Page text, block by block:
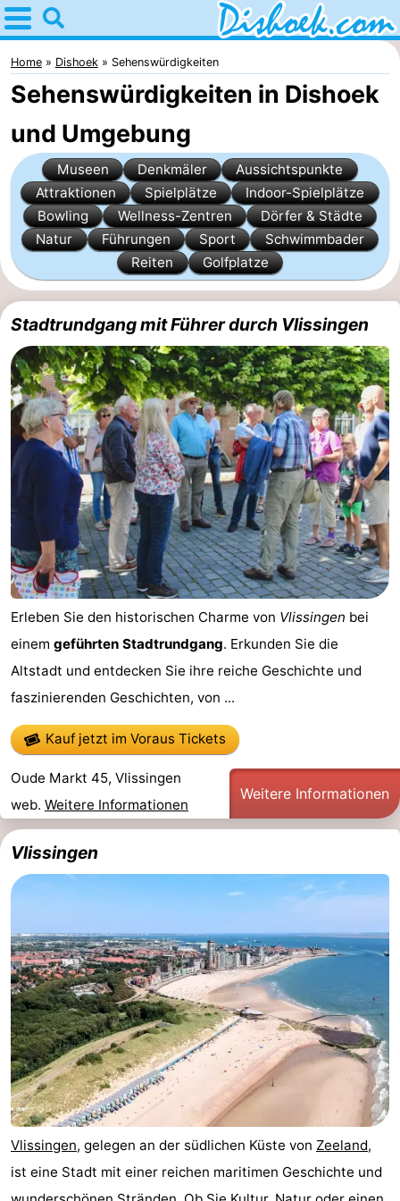
Home
Dishoek
Tipps
Für
kindern
Übernachten
Appartements
-
Duinhof
Klein
Dishoek
-
Martina
Noordzee
Résidence
Dishoek
Campingplätze
Ferienhäuser
-
Klein
Dishoek
Duinzicht
-
Galgewei
-
Meerpaal
-
Noordzee
Resort
Vlissingen
-
Noordzee
Résidence
Dishoek
-
Strandcamping
Valkenisse
-
Strandpark
Zeeland
-
Vebenabos
-
Westduin
Hotels
(mit
Frühstück)
Lastminutes
Strand
Sehen
&
tun
-
Museen
-
Denkmäler
-
Home Dishoek Sehenswürdigkeiten
Sehenswürdigkeiten in Dishoek
und Umgebung
Museen Denkmäler
Aussichtspunkte
Attraktionen
Spielplätze
Indoor-Spielplätze
Bowling
Wellness-Zentren
Dörfer & Städte
Natur
Führungen Sport
Schwimmbader
Reiten
Golfplatze
Stadtrundgang mit Führer durch Vlissingen
Erleben Sie den historischen Charme von Vlissingen bei
einem geführten Stadtrundgang. Erkunden Sie die
Altstadt und entdecken Sie ihre reiche Geschichte und
faszinierenden Geschichten, von ...
Kauf jetzt im Voraus Tickets
Oude Markt 45, Vlissingen
web. Weitere Informationen
Weitere Informationen
Vlissingen
Vlissingen, gelegen an der südlichen Küste von Zeeland,
ist eine Stadt mit einer reichen maritimen Geschichte und